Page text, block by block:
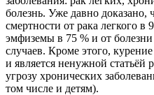
болезнь. Уже давно доказано,
смертности от рака легкого в
эмфиземы в 75 % и от
случаев. Кроме этого,
и является ненужной статьёй
угрозу хронических
том числе и детям).